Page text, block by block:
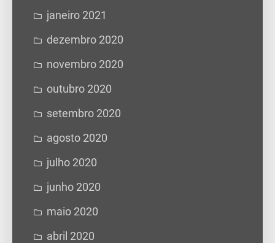
janeiro 2021
dezembro 2020
novembro 2020
outubro 2020
setembro 2020
agosto 2020
julho 2020
junho 2020
maio 2020
abril 2020